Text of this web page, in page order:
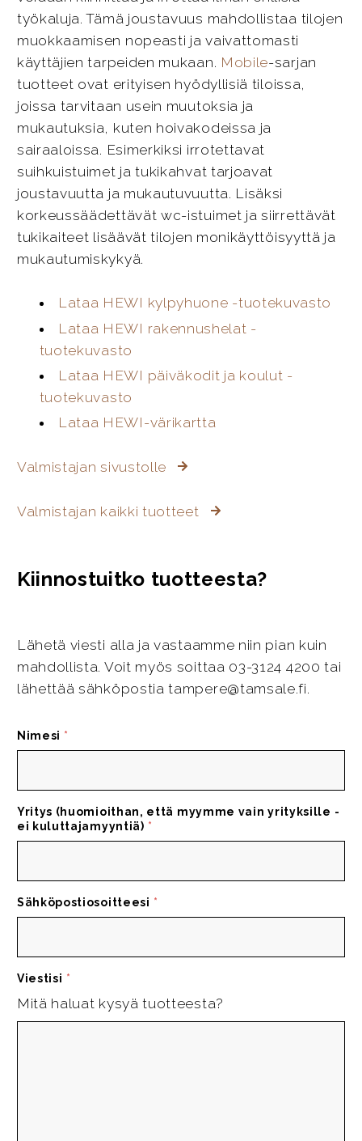
työkaluja. Tämä joustavuus mahdollistaa tilojen
muokkaamisen nopeasti ja vaivattomasti
käyttäjien tarpeiden mukaan. Mobile-sarjan
tuotteet ovat erityisen hyödyllisiä tiloissa,
joissa tarvitaan usein muutoksia ja
mukautuksia, kuten hoivakodeissa ja
sairaaloissa. Esimerkiksi irrotettavat
suihkuistuimet ja tukikahvat tarjoavat
joustavuutta ja mukautuvuutta. Lisäksi
korkeussäädettävät wc-istuimet ja siirrettävät
tukikaiteet lisäävät tilojen monikäyttöisyyttä ja
mukautumiskykyä.
Lataa HEWI kylpyhuone -tuotekuvasto
Lataa HEWI rakennushelat -
tuotekuvasto
Lataa HEWI päiväkodit ja koulut -
tuotekuvasto
Lataa HEWI-värikartta
Valmistajan sivustolle
Valmistajan kaikki tuotteet
Kiinnostuitko tuotteesta?
Lähetä viesti alla ja vastaamme niin pian kuin
mahdollista. Voit myös soittaa 03-3124 4200 tai
lähettää sähköpostia tampere@tamsale.fi.
Nimesi *
Yritys (huomioithan, että myymme vain yrityksille -
ei kuluttajamyyntiä) *
Sähköpostiosoitteesi *
Viestisi *
Mitä haluat kysyä tuotteesta?